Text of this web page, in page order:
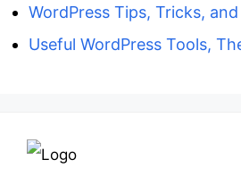
WordPress Tips, Tricks,
Useful WordPress Tools,